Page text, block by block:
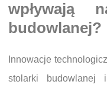
wpływają
budowlanej?
Innowacje
stolarki budowlanej